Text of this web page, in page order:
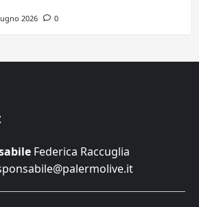
2026 0
Federica Raccuglia